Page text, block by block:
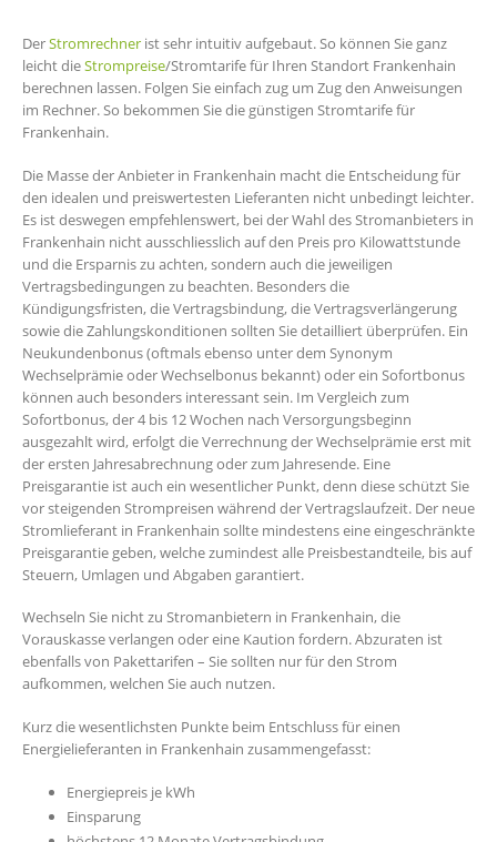
DerStromrechner ist sehr intuitiv aufgebaut. So können Sie ganz
leicht dieStrompreise/Stromtarife für Ihren Standort Frankenhain
berechnen lassen. Folgen Sie einfach zug um Zug den Anweisungen
im Rechner. So bekommen Sie die günstigen Stromtarife für
Frankenhain.
Die Masse der Anbieter in Frankenhain macht die Entscheidung für
den idealen und preiswertesten Lieferanten nicht unbedingt leichter.
Es ist deswegen empfehlenswert, bei der Wahl des Stromanbieters in
Frankenhain nicht ausschliesslich auf den Preis pro Kilowattstunde
und die Ersparnis zu achten, sondern auch die jeweiligen
Vertragsbedingungen zu beachten. Besonders die
Kündigungsfristen, die Vertragsbindung, die Vertragsverlängerung
sowie die Zahlungskonditionen sollten Sie detailliert überprüfen. Ein
Neukundenbonus (oftmals ebenso unter dem Synonym
Wechselprämie oder Wechselbonus bekannt) oder ein Sofortbonus
können auch besonders interessant sein. Im Vergleich zum
Sofortbonus, der 4 bis 12 Wochen nach Versorgungsbeginn
ausgezahlt wird, erfolgt die Verrechnung der Wechselprämie erst mit
der ersten Jahresabrechnung oder zum Jahresende. Eine
Preisgarantie ist auch ein wesentlicher Punkt, denn diese schützt Sie
vor steigenden Strompreisen während der Vertragslaufzeit. Der neue
Stromlieferant in Frankenhain sollte mindestens eine eingeschränkte
Preisgarantie geben, welche zumindest alle Preisbestandteile, bis auf
Steuern, Umlagen und Abgaben garantiert.
Wechseln Sie nicht zu Stromanbietern in Frankenhain, die
Vorauskasse verlangen oder eine Kaution fordern. Abzuraten ist
ebenfalls von Pakettarifen – Sie sollten nur für den Strom
aufkommen, welchen Sie auch nutzen.
Kurz die wesentlichsten Punkte beim Entschluss für einen
Energielieferanten in Frankenhain zusammengefasst:
Energiepreis je kWh
Einsparung